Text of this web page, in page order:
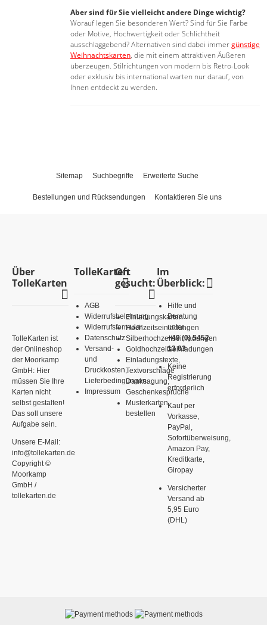
Aber sind für Sie vielleicht andere Dinge wichtig?
Worauf legen Sie besonderen Wert? Sind für Sie Farbe
oder Motive, Hochwertigkeit oder Schlichtheit
ausschlaggebend? Alternativen sind dabei immergünstige
Weihnachtskarten, die mit einem attraktiven Äußeren
überzeugen. Stilrichtungen von modern bis Retro-Look
oder exklusiv bis international warten nur darauf, von
Ihnen entdeckt zu werden.
Sitemap Suchbegriffe Erweiterte Suche
Bestellungen und Rücksendungen Kontaktieren Sie uns
Über
TolleKarten
TolleKarten ist
der Onlineshop
der Moorkamp
GmbH: Hier
müssen Sie Ihre
Karten nicht
selbst gestalten!
Das soll unsere
Aufgabe sein.
Unsere E-Mail:
info@tollekarten.de
Copyright ©
Moorkamp
GmbH /
tollekarten.de
TolleKarten
AGB
Widerrufsbelehrung
Widerrufsformular
Datenschutz
Versand-
und
Druckkosten,
Lieferbedingungen
Impressum
Oft
gesucht:
Einladungskarten
Hochzeitseinladungen
Silberhochzeitseinladungen
Goldhochzeitseinladungen
Einladungstexte,
Textvorschläge
Danksagung,
Geschenkesprüche
Musterkarten
bestellen
Im
Überblick:
Hilfe und
Beratung
unter
+49 (0) 5452
13 03
Keine
Registrierung
erforderlich
Kauf per
Vorkasse,
PayPal,
Sofortüberweisung,
Amazon Pay,
Kreditkarte,
Giropay
Versicherter
Versand ab
5,95 Euro
(DHL)